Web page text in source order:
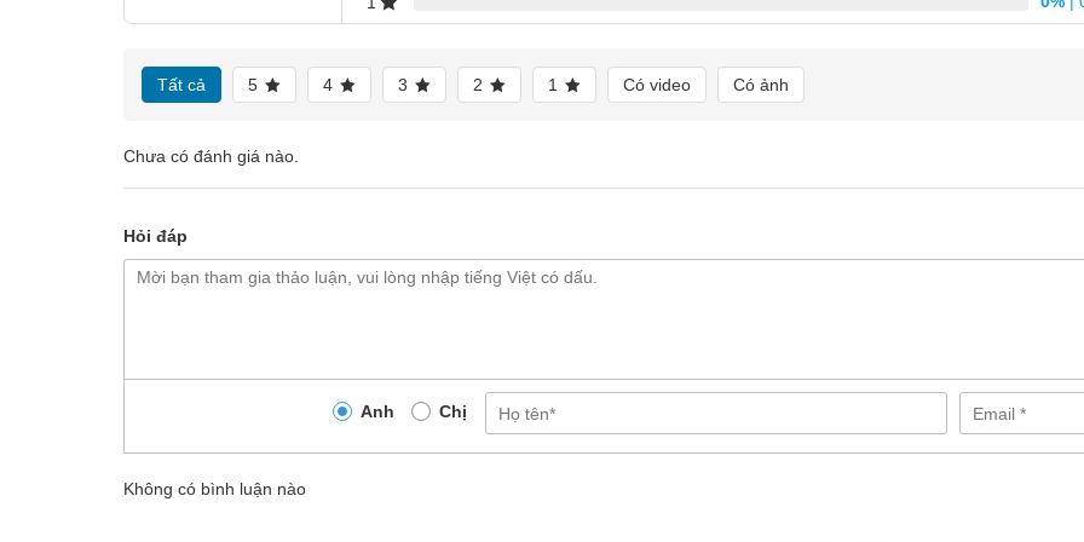
dạng chủng loại. Kính mời Quý Khách hàng cùng tham quan và chọn mua sản phẩm ưng ý ngay bây giờ nhé!
Tất cả 5 4 3 2 1 Có video Có ảnh
Chưa có đánh giá nào.
Hỏi đáp
Anh Chị
Không có bình luận nào